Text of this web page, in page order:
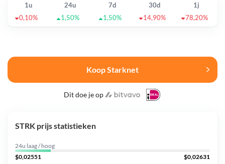
Koop Starknet
Dit doe je op
1u 24u 7d 30d
1j
0,10%
1,50% 1,50% 14,90% 78,20%
STRK prijs statistieken
24u laag / hoog
$0,02551
$0,02631